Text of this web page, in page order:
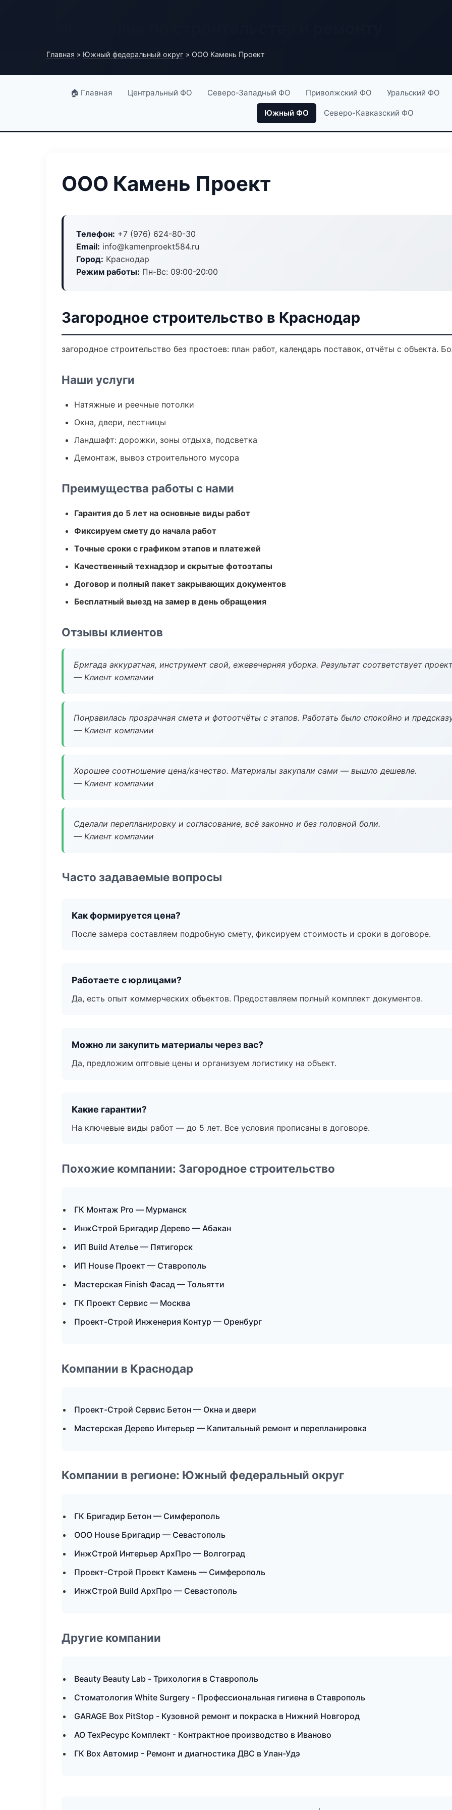
Главная » Южный федеральный округ » ООО Камень Проект
🏠 Главная Центральный ФО Северо-Западный ФО Приволжский ФО Уральский ФО
Южный ФО Северо-Кавказский ФО
ООО Камень Проект
Телефон: +7 (976) 624-80-30
Email: info@kamenproekt584.ru
Город: Краснодар
Режим работы: Пн-Вс: 09:00-20:00
Загородное строительство в Краснодар
загородное строительство без простоев: план работ, календарь поставок, отчёты с объекта.
Наши услуги
Натяжные и реечные потолки
Окна, двери, лестницы
Ландшафт: дорожки, зоны отдыха, подсветка
Демонтаж, вывоз строительного мусора
Преимущества работы с нами
Гарантия до 5 лет на основные виды работ
Фиксируем смету до начала работ
Точные сроки с графиком этапов и платежей
Качественный технадзор и скрытые фотоэтапы
Договор и полный пакет закрывающих документов
Бесплатный выезд на замер в день обращения
Отзывы клиентов
Бригада аккуратная, инструмент свой, ежевечерняя уборка. Результат соответствует
— Клиент компании
Понравилась прозрачная смета и фотоотчёты с этапов. Работать было спокойно и
— Клиент компании
Хорошее соотношение цена/качество. Материалы закупали сами — вышло дешевле.
— Клиент компании
Сделали перепланировку и согласование, всё законно и без головной боли.
— Клиент компании
Часто задаваемые вопросы
Как формируется цена?
После замера составляем подробную смету, фиксируем стоимость и сроки в договоре.
Работаете с юрлицами?
Да, есть опыт коммерческих объектов. Предоставляем полный комплект документов.
Можно ли закупить материалы через вас?
Да, предложим оптовые цены и организуем логистику на объект.
Какие гарантии?
На ключевые виды работ — до 5 лет. Все условия прописаны в договоре.
Похожие компании: Загородное строительство
ГК Монтаж Pro — Мурманск
ИнжСтрой Бригадир Дерево — Абакан
ИП Build Ателье — Пятигорск
ИП House Проект — Ставрополь
Мастерская Finish Фасад — Тольятти
ГК Проект Сервис — Москва
Проект-Строй Инженерия Контур — Оренбург
Компании в Краснодар
Проект-Строй Сервис Бетон — Окна и двери
Мастерская Дерево Интерьер — Капитальный ремонт и перепланировка
Компании в регионе: Южный федеральный округ
ГК Бригадир Бетон — Симферополь
ООО House Бригадир — Севастополь
ИнжСтрой Интерьер АрхПро — Волгоград
Проект-Строй Проект Камень — Симферополь
ИнжСтрой Build АрхПро — Севастополь
Другие компании
Beauty Beauty Lab - Трихология в Ставрополь
Стоматология White Surgery - Профессиональная гигиена в Ставрополь
GARAGE Box PitStop - Кузовной ремонт и покраска в Нижний Новгород
АО ТехРесурс Комплект - Контрактное производство в Иваново
ГК Box Автомир - Ремонт и диагностика ДВС в Улан-Удэ